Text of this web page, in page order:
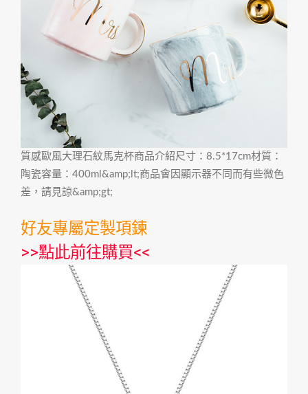
質感歐風大理石紋馬克杯商品介紹尺寸：8.5*17cm材質：
陶瓷容量：400ml&amp;lt;商品會因顯示器不同而有些微色
差，請見諒&amp;gt;
好友專屬定製項鍊
>>點此前往購買<<